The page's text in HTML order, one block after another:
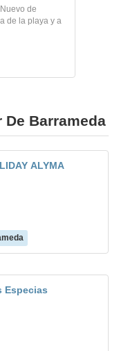
de
de la playa y a
Barrameda
ALYMA
Especias